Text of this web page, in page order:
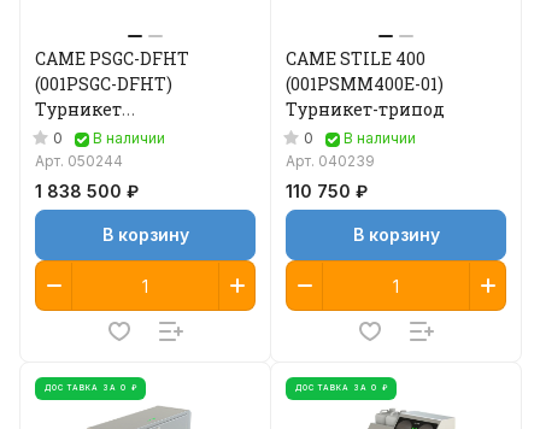
CAME PSGC-DFHT
(001PSGC-DFHT)
Турникет
полноростовой
двухпроходный
0
В наличии
Арт. 050244
1 838 500 ₽
В корзину
CAME STILE 400
(001PSMM400E-01)
Турникет-трипод
0
В наличии
Арт. 040239
110 750 ₽
В корзину
ДОСТАВКА ЗА 0 ₽ ДОСТАВКА ЗА 0 ₽